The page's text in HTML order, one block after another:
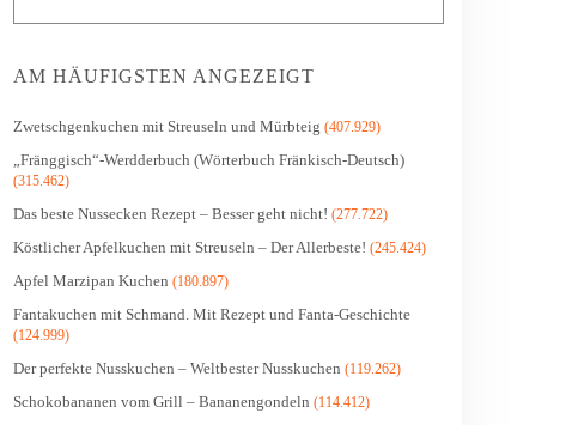
AM HÄUFIGSTEN ANGEZEIGT
Zwetschgenkuchen mit Streuseln und Mürbteig (407.929)
„Fränggisch“-Werdderbuch (Wörterbuch Fränkisch-Deutsch)
(315.462)
Das beste Nussecken Rezept – Besser geht nicht! (277.722)
Köstlicher Apfelkuchen mit Streuseln – Der Allerbeste! (245.424)
Apfel Marzipan Kuchen (180.897)
Fantakuchen mit Schmand. Mit Rezept und Fanta-Geschichte
(124.999)
Der perfekte Nusskuchen – Weltbester Nusskuchen (119.262)
Schokobananen vom Grill – Bananengondeln (114.412)